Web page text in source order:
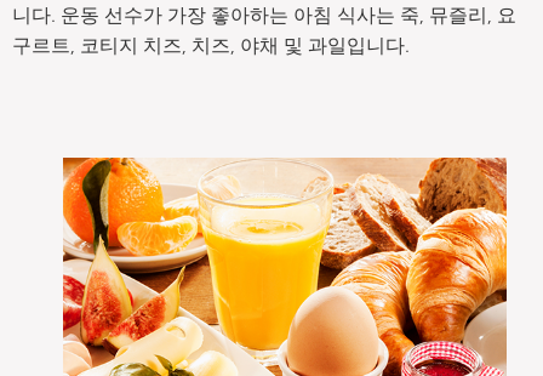
니다. 운동 선수가 가장 좋아하는 아침 식사는 죽, 뮤즐리, 요
구르트, 코티지 치즈, 치즈, 야채 및 과일입니다.